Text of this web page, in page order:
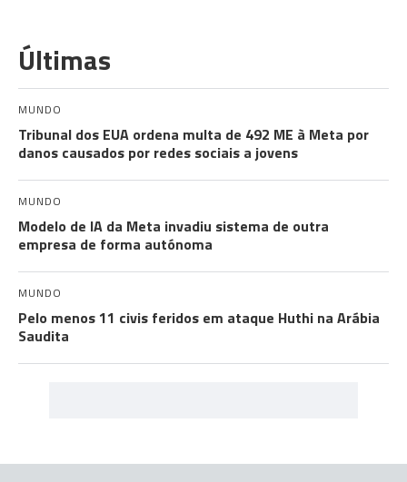
Últimas
MUNDO
Tribunal dos EUA ordena multa de 492 ME à Meta por
danos causados por redes sociais a jovens
MUNDO
Modelo de IA da Meta invadiu sistema de outra
empresa de forma autónoma
MUNDO
Pelo menos 11 civis feridos em ataque Huthi na Arábia
Saudita